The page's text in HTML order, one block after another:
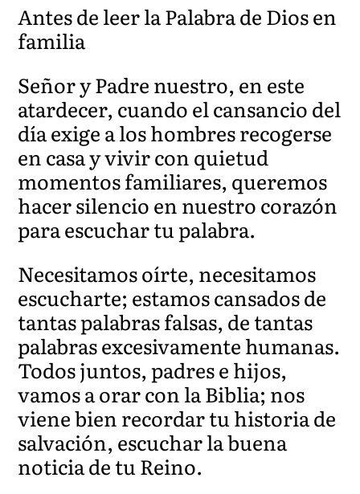
Antes de leer la Palabra de Dios en
familia
Señor y Padre nuestro, en este
atardecer, cuando el cansancio del
día exige a los hombres recogerse
en casa y vivir con quietud
momentos familiares, queremos
hacer silencio en nuestro corazón
para escuchar tu palabra.
Necesitamos oírte, necesitamos
escucharte; estamos cansados de
tantas palabras falsas, de tantas
palabras excesivamente humanas.
Todos juntos, padres e hijos,
vamos a orar con la Biblia; nos
viene bien recordar tu historia de
salvación, escuchar la buena
noticia de tu Reino.